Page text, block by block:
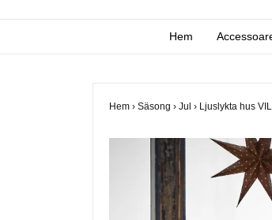
Hem
Hem › Säsong › Jul › Ljuslykta hus